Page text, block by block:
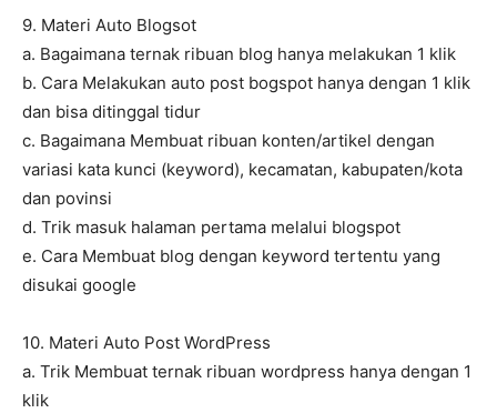
9. Materi Auto Blogsot
a. Bagaimana ternak ribuan blog hanya melakukan 1 klik
b. Cara Melakukan auto post bogspot hanya dengan 1 klik
dan bisa ditinggal tidur
c. Bagaimana Membuat ribuan konten/artikel dengan
variasi kata kunci (keyword), kecamatan, kabupaten/kota
dan povinsi
d. Trik masuk halaman pertama melalui blogspot
e. Cara Membuat blog dengan keyword tertentu yang
disukai google
10. Materi Auto Post WordPress
a. Trik Membuat ternak ribuan wordpress hanya dengan 1
klik